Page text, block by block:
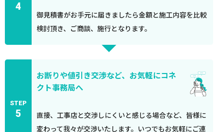
4
御見積書がお手元に届きましたら金額と施工内容を比較
検討頂き、ご商談、施行となります。
STEP
5
お断りや値引き交渉など、お気軽にコネ
クト事務局へ
直接、工事店と交渉しにくいと感じる場合など、皆様に
変わって我々が交渉いたします。いつでもお気軽にご連